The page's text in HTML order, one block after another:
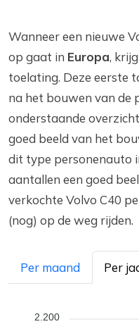
Wanneer een nieuwe
op gaat in Europa,
toelating. Deze eerste
na het bouwen van de
onderstaande
goed beeld van het
dit type personenauto
aantallen een goed
verkochte Volvo C40
(nog) op de weg rijden.
Per maand Per
2.200